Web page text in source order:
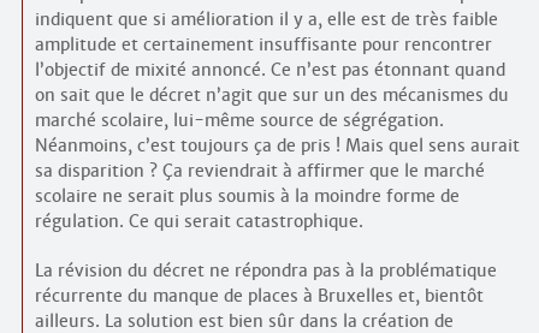
indiquent que si amélioration il y a, elle est de très faible
amplitude et certainement insuffisante pour rencontrer
l’objectif de mixité annoncé. Ce n’est pas étonnant quand
on sait que le décret n’agit que sur un des mécanismes du
marché scolaire, lui-même source de ségrégation.
Néanmoins, c’est toujours ça de pris ! Mais quel sens aurait
sa disparition ? Ça reviendrait à affirmer que le marché
scolaire ne serait plus soumis à la moindre forme de
régulation. Ce qui serait catastrophique.
La révision du décret ne répondra pas à la problématique
récurrente du manque de places à Bruxelles et, bientôt
ailleurs. La solution est bien sûr dans la création de